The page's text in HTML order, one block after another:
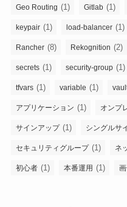
Geo Routing (1) Gitlab (1)
keypair (1) load-balancer (1)
Rancher (8) Rekognition (2)
secrets (1) security-group (1)
tfvars (1) variable (1)
アプリケーション (1) オンプ
サインアップ(1) シングルサ
セキュリティグループ(1) ネ
初心者 (1) 本番運用 (1)